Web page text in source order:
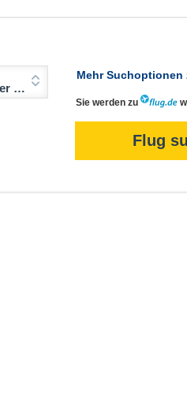
Mehr Suchoptionen
Sie werden zu
Flug